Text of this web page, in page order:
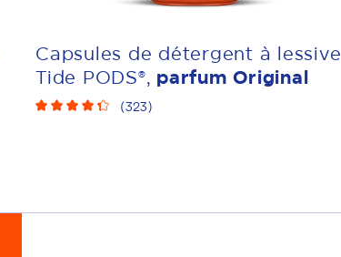
Capsules de détergent à lessive
Tide PODS®, parfum Original
(323)